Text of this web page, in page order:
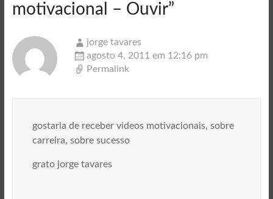
motivacional – Ouvir”
jorge tavares
agosto 4, 2011 em 12:16 pm
Permalink
gostaria de receber videos motivacionais, sobre
carreira, sobre sucesso
grato jorge tavares